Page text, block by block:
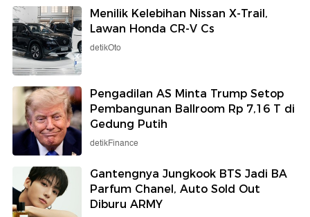
Menilik Kelebihan Nissan X-Trail,
Lawan Honda CR-V Cs
detikOto
Pengadilan AS Minta Trump Setop
Pembangunan Ballroom Rp 7,16 T di
Gedung Putih
detikFinance
Gantengnya Jungkook BTS Jadi BA
Parfum Chanel, Auto Sold Out
Diburu ARMY